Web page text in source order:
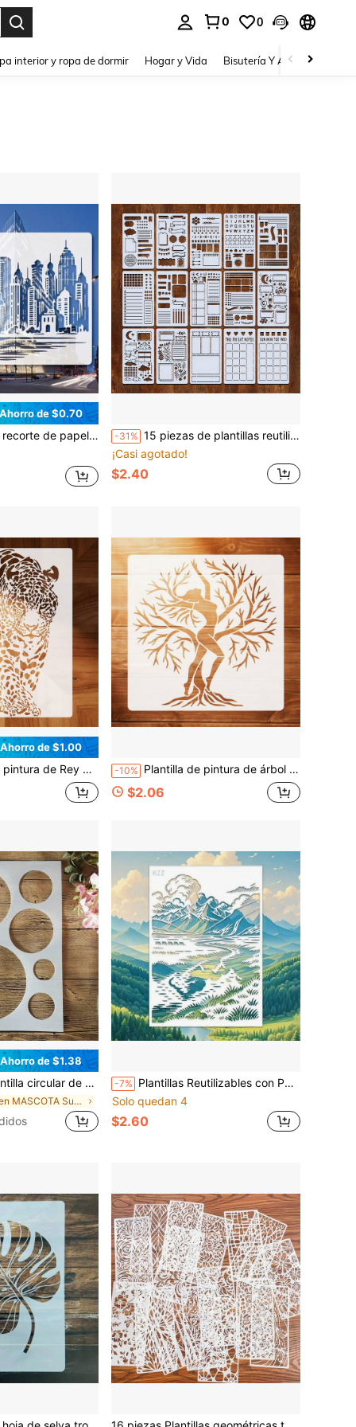
0 0
interior y ropa de dormir Hogar y Vida Bisutería Y Accesorios
de $0.70
de horizonte de ciudad de 11.7 X 8.3 pulgadas, hecha de plástico duradero, adecuada para arte y diseño arquitectónico
-31% 15 piezas de plantillas reutilizables para planificador, 4"X7" Plantillas para diario/cuaderno/scrapbook/dibujo de estilo bullet journal
¡Casi agotado!
$2.40
Ahorro de $1.00
tigre caminando, Adecuada para creación DIY, arte callejero, muebles, artesanías, paredes, rocas, telas, diseño de pintura -10% Plantilla de pintura de árbol para mujeres, plantilla de árbol de la vida lavable y reutilizable, patrón de silueta de mujer para pintura, adecuada para paredes, suelos, camisetas, telas, DIY, decoración de muebles
$2.06
Ahorro de $1.38
A4 para dibujar, de vuelta a la escuela, útiles escolares
en MASCOTA Suministros de pintura y dibujo
-7% Plantillas Reutilizables con Patrón de Paisaje para Arte de Pared DIY, Scrapbooking y Relieve - Plástico PET Duradero, Fácil de Usar 11.7" X 8.3"
Solo quedan 4
$2.60